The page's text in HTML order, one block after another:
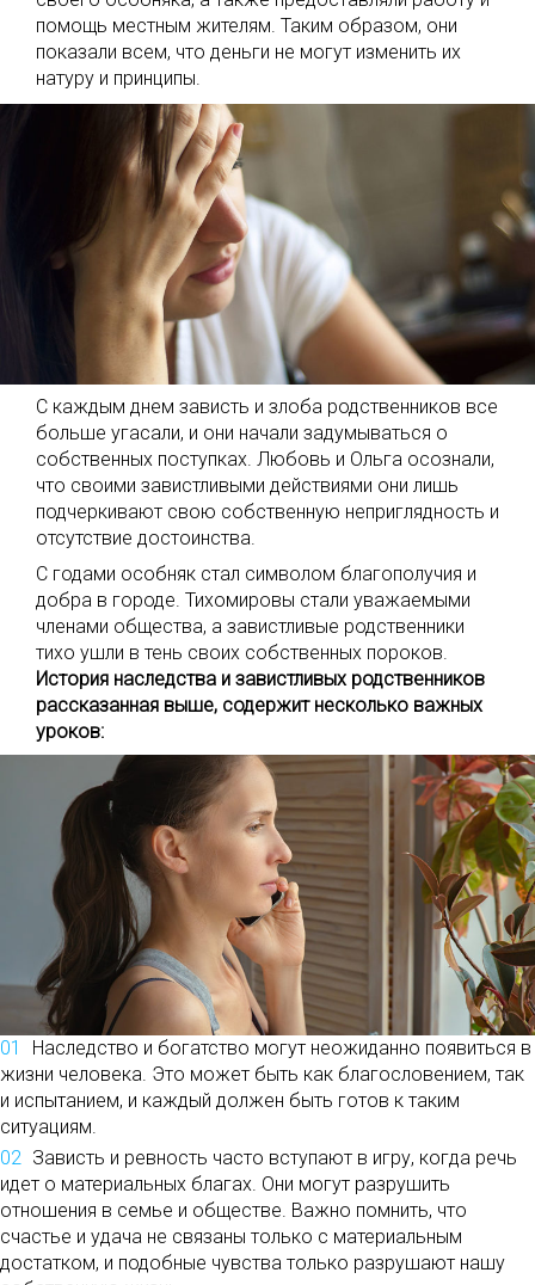
помощь местным жителям. Таким образом, они
показали всем, что деньги не могут изменить их
натуру и принципы.
С каждым днем зависть и злоба родственников все
больше угасали, и они начали задумываться о
собственных поступках. Любовь и Ольга осознали,
что своими завистливыми действиями они лишь
подчеркивают свою собственную неприглядность и
отсутствие достоинства.
С годами особняк стал символом благополучия и
добра в городе. Тихомировы стали уважаемыми
членами общества, а завистливые родственники
тихо ушли в тень своих собственных пороков.
История наследства и завистливых родственников
рассказанная выше, содержит несколько важных
уроков:
Наследство и богатство могут неожиданно появиться в
жизни человека. Это может быть как благословением, так
и испытанием, и каждый должен быть готов к таким
ситуациям.
Зависть и ревность часто вступают в игру, когда речь
идет о материальных благах. Они могут разрушить
отношения в семье и обществе. Важно помнить, что
счастье и удача не связаны только с материальным
достатком, и подобные чувства только разрушают нашу